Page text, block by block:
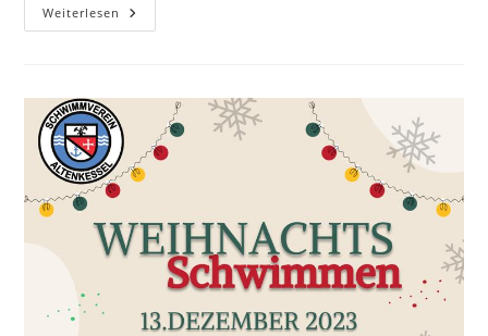
Weiterlesen Weihnachtsferien
Im